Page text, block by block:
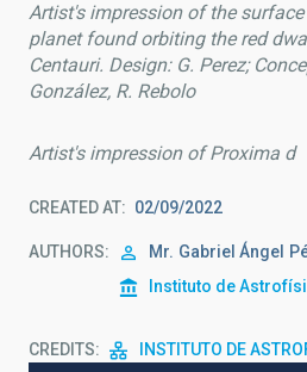
Artist's impression of the
planet found orbiting the red
Centauri. Design: G. Perez;
González, R. Rebolo
Artist's impression of Proxima d
CREATED AT 02/09/2022
AUTHORS Mr. Gabriel Ángel
Instituto de
CREDITS INSTITUTO DE